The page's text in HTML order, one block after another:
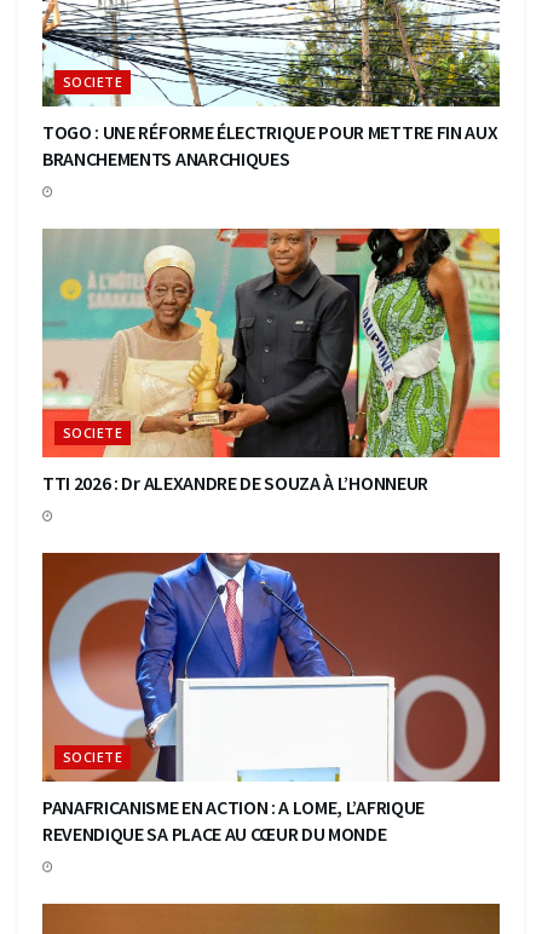
SOCIETE
TOGO : UNE RÉFORME ÉLECTRIQUE POUR METTRE FIN AUX
BRANCHEMENTS ANARCHIQUES
SOCIETE
TTI 2026 : Dr ALEXANDRE DE SOUZA À L’HONNEUR
SOCIETE
PANAFRICANISME EN ACTION : A LOME, L’AFRIQUE
REVENDIQUE SA PLACE AU CŒUR DU MONDE